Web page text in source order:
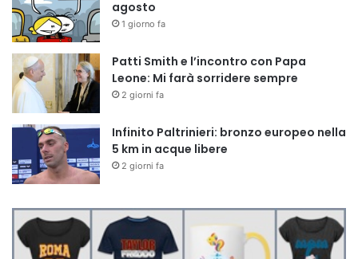
agosto
1 giorno fa
Patti Smith e l’incontro con Papa
Leone: Mi farà sorridere sempre
2 giorni fa
Infinito Paltrinieri: bronzo europeo nella
5 km in acque libere
2 giorni fa